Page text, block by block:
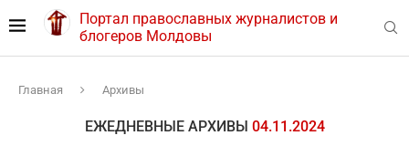
Портал православных журналистов и
блогеров Молдовы
Главная Архивы
ЕЖЕДНЕВНЫЕ АРХИВЫ 04.11.2024